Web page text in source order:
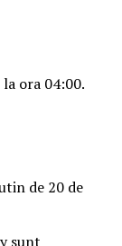
ora 04:00.
de 20 de
sunt